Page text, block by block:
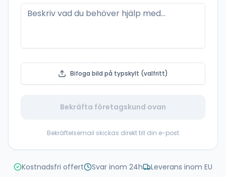
Bifoga bild på typskylt (valfritt)
Bekräfta företagskund ovan
Bekräftelsemail skickas direkt till din e-post
Kostnadsfri offert Svar inom 24h Leverans inom EU